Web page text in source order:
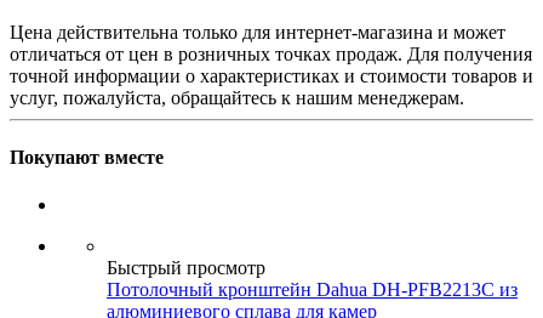
Цена действительна только для интернет-магазина и может
отличаться от цен в розничных точках продаж. Для получения
точной информации о характеристиках и стоимости товаров и
услуг, пожалуйста, обращайтесь к нашим менеджерам.
Покупают вместе
Быстрый просмотр
Потолочный кронштейн Dahua DH-PFB2213C из
алюминиевого сплава для камер